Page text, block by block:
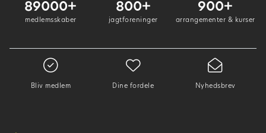
Bliv medlem Dine fordele Nyhedsbrev
89000+
medlemsskaber
800+
jagtforeninger
900+
arrangementer & kurser